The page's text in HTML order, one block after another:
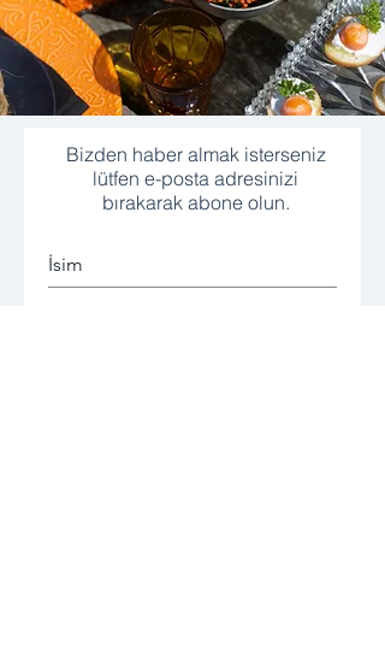
Bizden haber almak isterseniz
lütfen e-posta adresinizi
bırakarak abone olun.